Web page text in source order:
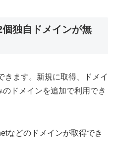
独自ドメインが無
きます。新規に取得、ドメイ
ドメインを追加で利用でき
などのドメインが取得でき